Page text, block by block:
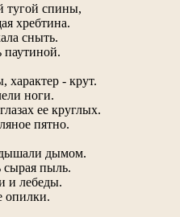
тугой спины,
хребтина.
сныть.
паутиной.
характер - крут.
ноги.
ее круглых.
пятно.
дымом.
сырая пыль.
и лебеды.
опилки.